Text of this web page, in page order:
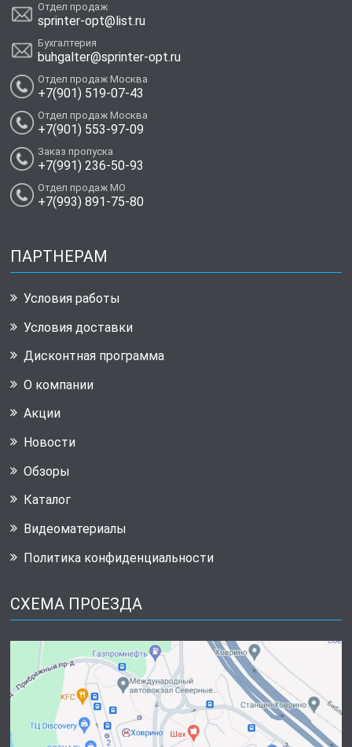
Отдел продаж
sprinter-opt@list.ru
Бухгалтерия
buhgalter@sprinter-opt.ru
Отдел продаж Москва
+7(901) 519-07-43
Отдел продаж Москва
+7(901) 553-97-09
Заказ пропуска
+7(991) 236-50-93
Отдел продаж МО
+7(993) 891-75-80
ПАРТНЕРАМ
Условия работы
Условия доставки
Дисконтная программа
О компании
Акции
Новости
Обзоры
Каталог
Видеоматериалы
Политика конфиденциальности
СХЕМА ПРОЕЗДА